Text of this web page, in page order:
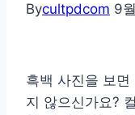
Bycultpdcom 9
흑백 사진을 보
지 않으신가요?